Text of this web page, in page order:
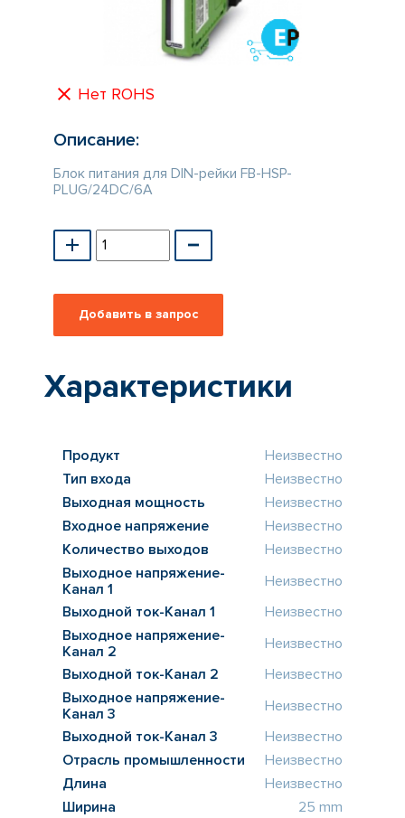
Нет ROHS
Описание:
Блок питания для DIN-рейки FB-HSP-
PLUG/24DC/6A
Характеристики
Продукт
Неизвестно
Тип входа
Неизвестно
Выходная мощность
Неизвестно
Входное напряжение
Неизвестно
Количество выходов
Неизвестно
Выходное напряжение-
Канал 1
Неизвестно
Выходной ток-Канал 1
Неизвестно
Выходное напряжение-
Канал 2
Неизвестно
Выходной ток-Канал 2
Неизвестно
Выходное напряжение-
Канал 3
Неизвестно
Выходной ток-Канал 3
Неизвестно
Отрасль промышленности
Неизвестно
Длина
Неизвестно
Ширина
25 mm